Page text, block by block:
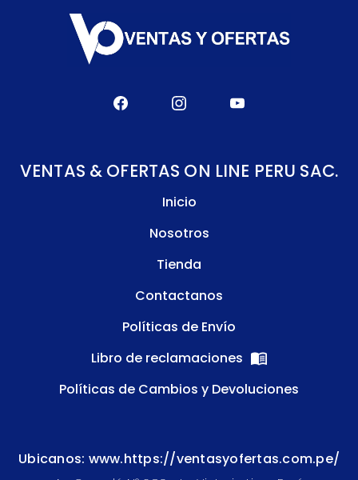
VENTAS & OFERTAS ON LINE PERU SAC.
Inicio
Nosotros
Tienda
Contactanos
Políticas de Envío
Libro de reclamaciones
Políticas de Cambios y Devoluciones
Ubicanos: www.https://ventasyofertas.com.pe/